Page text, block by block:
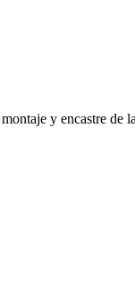
y encastre de